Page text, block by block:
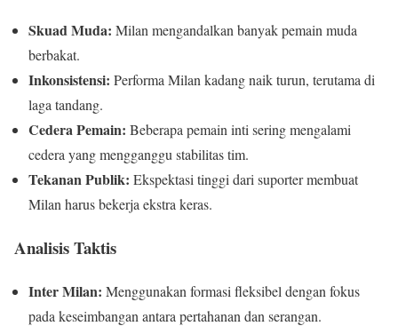
Skuad Muda: Milan mengandalkan banyak pemain muda
berbakat.
Inkonsistensi: Performa Milan kadang naik turun, terutama di
laga tandang.
Cedera Pemain: Beberapa pemain inti sering mengalami
cedera yang mengganggu stabilitas tim.
Tekanan Publik: Ekspektasi tinggi dari suporter membuat
Milan harus bekerja ekstra keras.
Analisis Taktis
Inter Milan: Menggunakan formasi fleksibel dengan fokus
pada keseimbangan antara pertahanan dan serangan.